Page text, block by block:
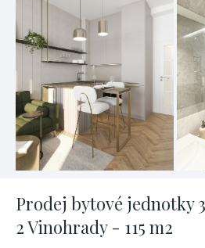
Prodej bytové jednotky
2 Vinohrady - 115 m2